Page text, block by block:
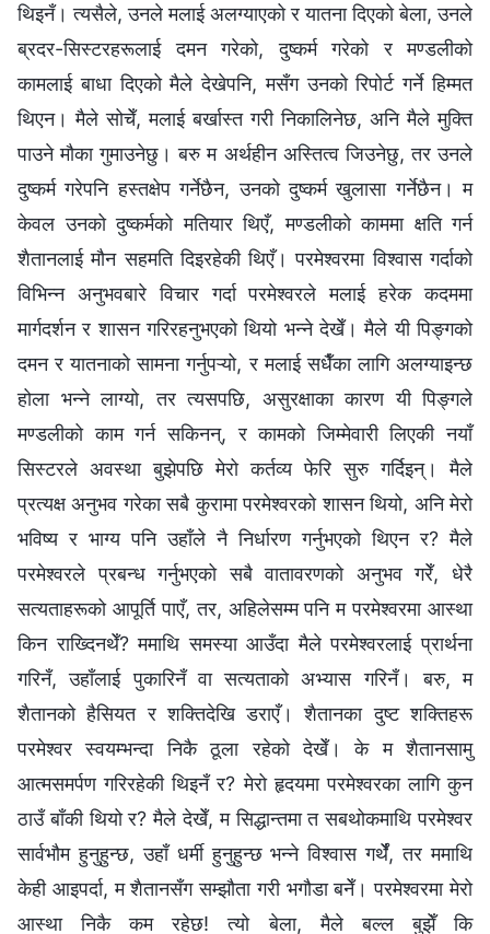
थिइनँ। त्यसैले, उनले मलाई अलग्याएको र यातना दिएको बेला, उनले
ब्रदर-सिस्टरहरूलाई दमन गरेको, दुष्कर्म गरेको र मण्डलीको
कामलाई बाधा दिएको मैले देखेपनि, मसँग उनको रिपोर्ट गर्ने हिम्मत
थिएन। मैले सोचेँ, मलाई बर्खास्त गरी निकालिनेछ, अनि मैले मुक्ति
पाउने मौका गुमाउनेछु। बरु म अर्थहीन अस्तित्व जिउनेछु, तर उनले
दुष्कर्म गरेपनि हस्तक्षेप गर्नेछैन, उनको दुष्कर्म खुलासा गर्नेछैन। म
केवल उनको दुष्कर्मको मतियार थिएँ, मण्डलीको काममा क्षति गर्न
शैतानलाई मौन सहमति दिइरहेकी थिएँ। परमेश्‍वरमा विश्‍वास गर्दाको
विभिन्न अनुभवबारे विचार गर्दा परमेश्‍वरले मलाई हरेक कदममा
मार्गदर्शन र शासन गरिरहनुभएको थियो भन्‍ने देखेँ। मैले यी पिङ्गको
दमन र यातनाको सामना गर्नुपऱ्यो, र मलाई सधैँका लागि अलग्याइन्छ
होला भन्‍ने लाग्यो, तर त्यसपछि, असुरक्षाका कारण यी पिङ्गले
मण्डलीको काम गर्न सकिनन्, र कामको जिम्मेवारी लिएकी नयाँ
सिस्टरले अवस्था बुझेपछि मेरो कर्तव्य फेरि सुरु गर्दिइन्। मैले
प्रत्यक्ष अनुभव गरेका सबै कुरामा परमेश्‍वरको शासन थियो, अनि मेरो
भविष्य र भाग्य पनि उहाँले नै निर्धारण गर्नुभएको थिएन र? मैले
परमेश्‍वरले प्रबन्ध गर्नुभएको सबै वातावरणको अनुभव गरेँ, धेरै
सत्यताहरूको आपूर्ति पाएँ, तर, अहिलेसम्म पनि म परमेश्‍वरमा आस्था
किन राख्दिनथेँ? ममाथि समस्या आउँदा मैले परमेश्‍वरलाई प्रार्थना
गरिनँ, उहाँलाई पुकारिनँ वा सत्यताको अभ्यास गरिनँ। बरु, म
शैतानको हैसियत र शक्तिदेखि डराएँ। शैतानका दुष्ट शक्तिहरू
परमेश्‍वर स्वयम्भन्दा निकै ठूला रहेको देखेँ। के म शैतानसामु
आत्मसमर्पण गरिरहेकी थिइनँ र? मेरो हृदयमा परमेश्‍वरका लागि कुन
ठाउँ बाँकी थियो र? मैले देखेँ, म सिद्धान्तमा त सबथोकमाथि परमेश्‍वर
सार्वभौम हुनुहुन्छ, उहाँ धर्मी हुनुहुन्छ भन्‍ने विश्‍वास गर्थेँ, तर ममाथि
केही आइपर्दा, म शैतानसँग सम्झौता गरी भगौडा बनेँ। परमेश्‍वरमा मेरो
आस्था निकै कम रहेछ! त्यो बेला, मैले बल्ल बुझेँ कि